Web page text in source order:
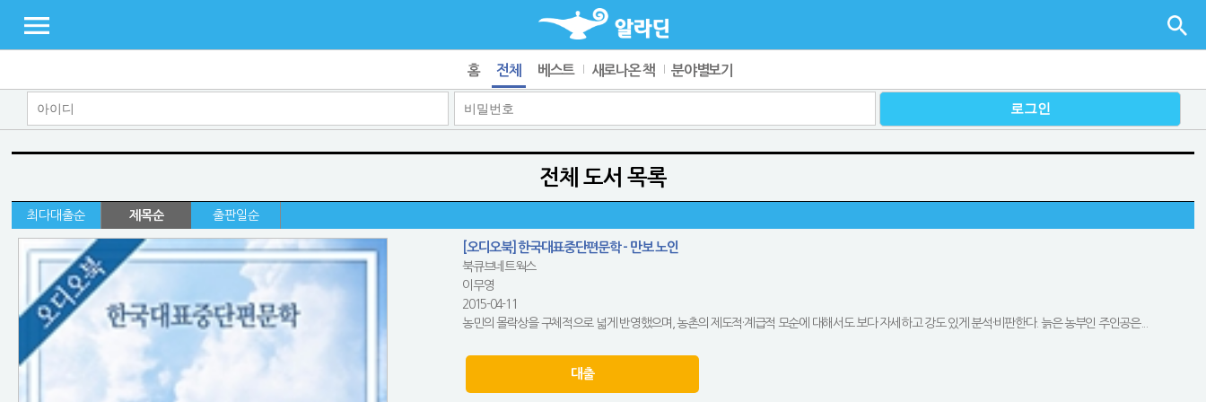
홈 전체 베스트 새로나온 책 분야별보기
전체 도서 목록
최다대출순 제목순 출판일순
[오디오북] 한국대표중단편문학 - 만보 노인
북큐브네트웍스
이무영
2015-04-11
농민의 몰락상을 구체적으로 넓게 반영했으며, 농촌의 제도적·계급적 모순에 대해서도 보다 자세하고 강도 있게 분석·비판한다. 늙은 농부인 주인공은...
대출